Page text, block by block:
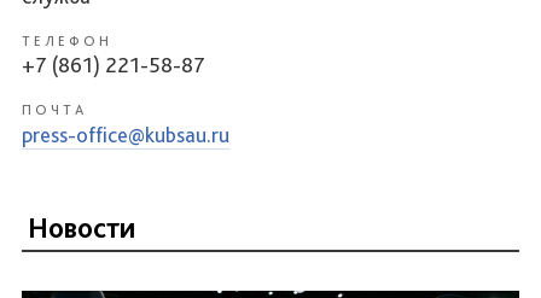
ТЕЛЕФОН
+7 (861) 221-58-87
ПОЧТА
press-office@kubsau.ru
Новости